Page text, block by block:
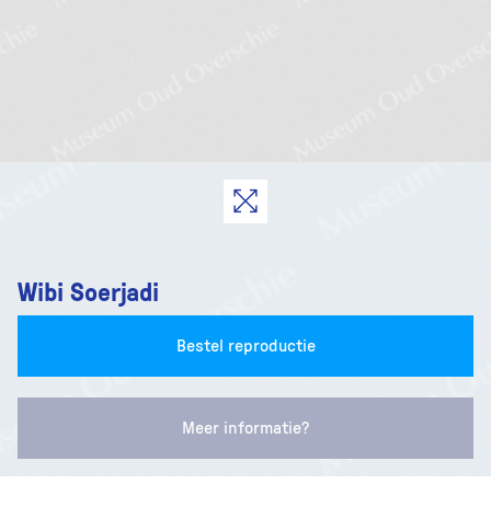
Wibi Soerjadi
Bestel reproductie
Meer informatie?